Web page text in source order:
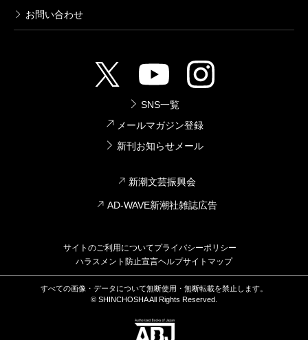
お問い合わせ
SNS一覧
メールマガジン登録
新刊お知らせメール
新潮文芸振興会
AD-WAVE新潮社雑誌広告
サイトのご利用についてプライバシーポリシー
ハラスメント防止宣言ヘルプサイトマップ
すべての画像・データについて無断使用・無断転載を禁止します。
© SHINCHOSHA All Rights Reserved.